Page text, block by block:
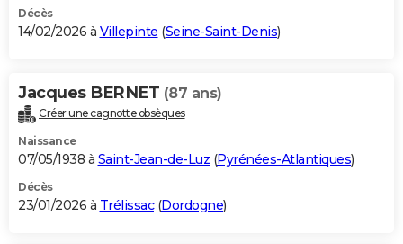
Décès
14/02/2026 à Villepinte (Seine-Saint-Denis)
Jacques BERNET (87 ans)
Créer une cagnotte obsèques
Naissance
07/05/1938 à Saint-Jean-de-Luz (Pyrénées-Atlantiques)
Décès
23/01/2026 à Trélissac(Dordogne)